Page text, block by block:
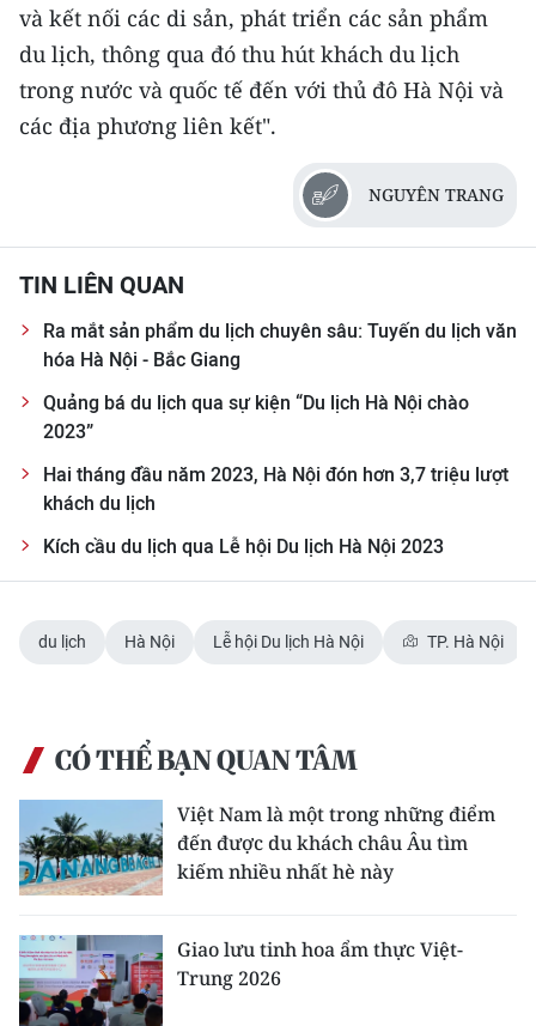
中文
FRANÇAIS
РУССКИЙ
한국어
và kết nối các di sản, phát triển các sản phẩm
du lịch, thông qua đó thu hút khách du lịch
trong nước và quốc tế đến với thủ đô Hà Nội và
các địa phương liên kết".
NGUYÊN TRANG
TIN LIÊN QUAN
Ra mắt sản phẩm du lịch chuyên sâu: Tuyến du lịch văn
hóa Hà Nội - Bắc Giang
Quảng bá du lịch qua sự kiện “Du lịch Hà Nội chào
2023”
Hai tháng đầu năm 2023, Hà Nội đón hơn 3,7 triệu lượt
khách du lịch
Kích cầu du lịch qua Lễ hội Du lịch Hà Nội 2023
du lịch Hà Nội Lễ hội Du lịch Hà Nội TP. Hà Nội
CÓ THỂ BẠN QUAN TÂM
Việt Nam là một trong những điểm
đến được du khách châu Âu tìm
kiếm nhiều nhất hè này
Giao lưu tinh hoa ẩm thực Việt-
Trung 2026